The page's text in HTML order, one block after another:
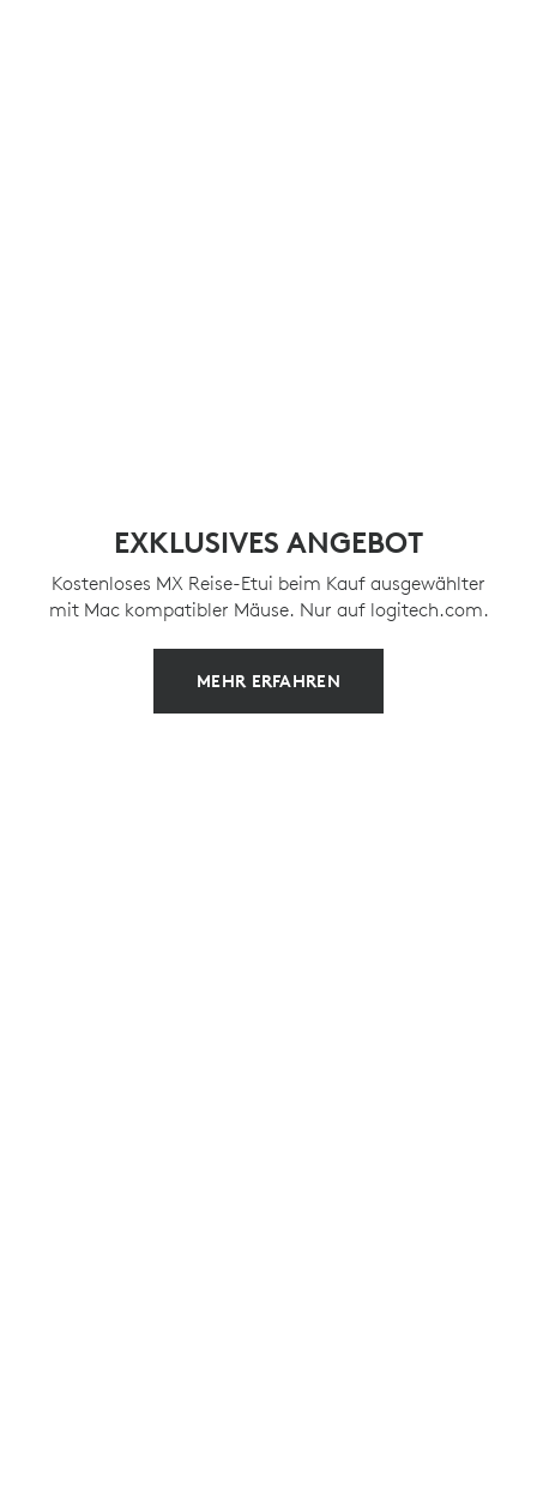
EXKLUSIVES ANGEBOT
Kostenloses MX Reise-Etui beim Kauf ausgewählter
mit Mac kompatibler Mäuse. Nur auf logitech.com.
MEHR ERFAHREN